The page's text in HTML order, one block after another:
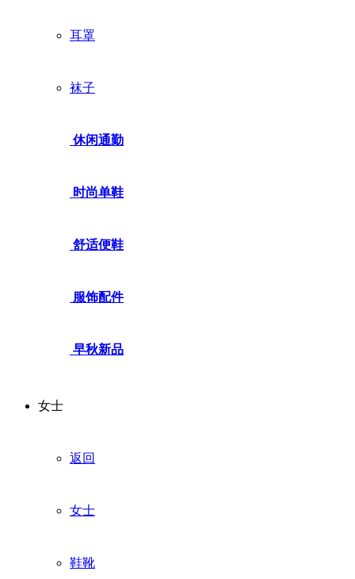
耳罩
袜子
休闲通勤
时尚单鞋
舒适便鞋
服饰配件
早秋新品
女士
返回
女士
鞋靴